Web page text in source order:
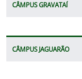
CÂMPUS GRAVATAÍ
CÂMPUS JAGUARÃO